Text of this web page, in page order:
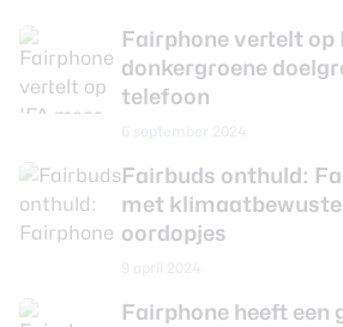
Fairphone vertelt op
donkergroene
telefoon
Fairbuds onthuld:
met
oordopjes
Fairphone heeft een